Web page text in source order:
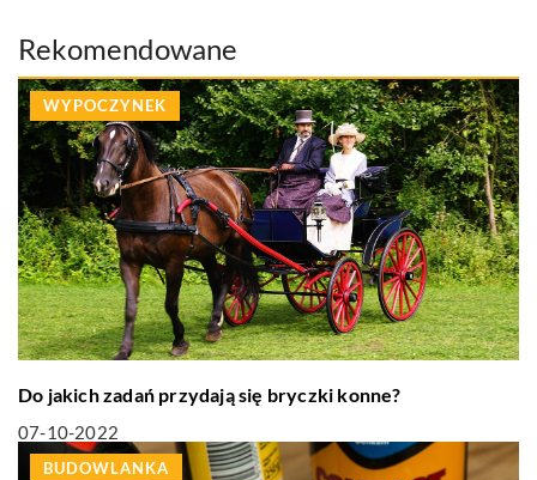
Rekomendowane
WYPOCZYNEK
Do jakich zadań przydają się bryczki konne?
07-10-2022
BUDOWLANKA